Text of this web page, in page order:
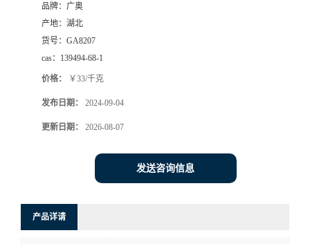
品牌： 广奥
产地： 湖北
货号： GA8207
cas： 139494-68-1
价格： ￥33/千克
发布日期： 2024-09-04
更新日期： 2026-08-07
发送咨询信息
产品详请